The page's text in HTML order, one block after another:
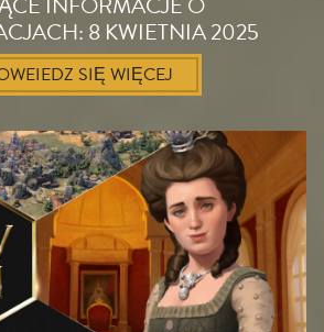
8 KWIETNIA 2025
SIĘ WIĘCEJ